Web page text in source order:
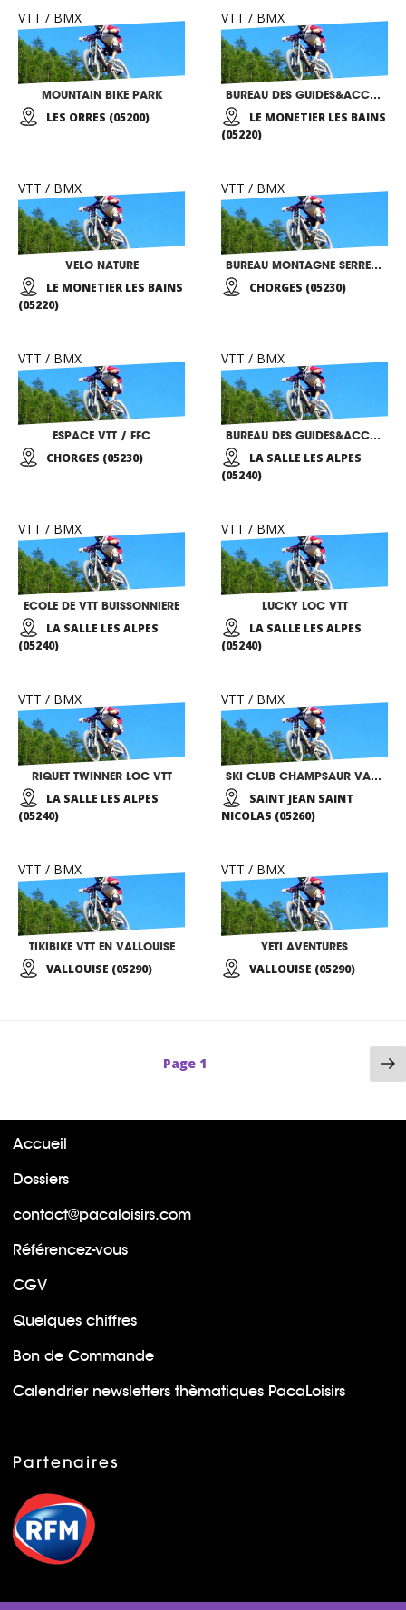
VTT / BMX
MOUNTAIN BIKE PARK
LES ORRES (05200)
VTT / BMX
BUREAU DES GUIDES&ACCOMPAGNATEURS DE SERRE CHEVALIER
LE MONETIER LES BAINS
(05220)
VTT / BMX
VELO NATURE
LE MONETIER LES BAINS
(05220)
VTT / BMX
BUREAU MONTAGNE SERRE-PONCON
CHORGES (05230)
VTT / BMX
ESPACE VTT / FFC
CHORGES (05230)
VTT / BMX
BUREAU DES GUIDES&ACCOMPAGNATEURS DE SERRE CHEVALIER
LA SALLE LES ALPES
(05240)
VTT / BMX
ECOLE DE VTT BUISSONNIERE
LA SALLE LES ALPES
(05240)
VTT / BMX
LUCKY LOC VTT
LA SALLE LES ALPES
(05240)
VTT / BMX
RIQUET TWINNER LOC VTT
LA SALLE LES ALPES
(05240)
VTT / BMX
SKI CLUB CHAMPSAUR VALGAUDEMAR
SAINT JEAN SAINT
NICOLAS (05260)
VTT / BMX
TIKIBIKE VTT EN VALLOUISE
VALLOUISE (05290)
VTT / BMX
YETI AVENTURES
VALLOUISE (05290)
Page 1
Accueil
Dossiers
contact@pacaloisirs.com
Référencez-vous
CGV
Quelques chiffres
Bon de Commande
Calendrier newsletters thèmatiques PacaLoisirs
Partenaires